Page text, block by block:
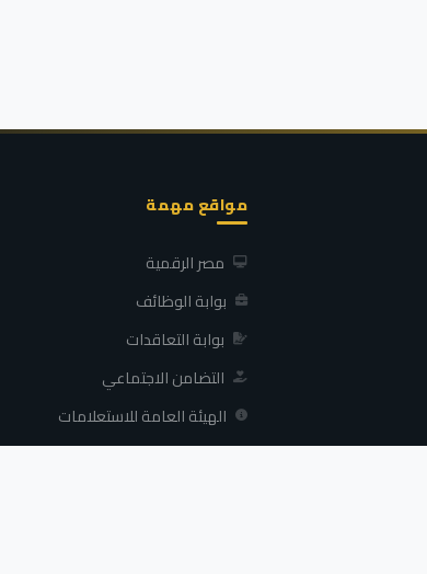
مواقع مهمة
مصر الرقمية
بوابة الوظائف
بوابة التعاقدات
التضامن الاجتماعي
الهيئة العامة للاستعلامات